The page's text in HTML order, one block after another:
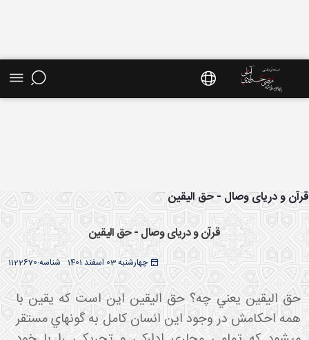
موضوعی - سایت استاد مرتضی جوادی آملی
و دریای وصال - حق الیقین
قرآن و دریای وصال - حق الیقین
چهارشنبه 03 اسفند 1401 1122670شناسه:
حق اليقين يعني چه؟ حق اليقين اين است که يقين با
همه احکامش در وجود اين انسان کامل به گونه اي مستقر